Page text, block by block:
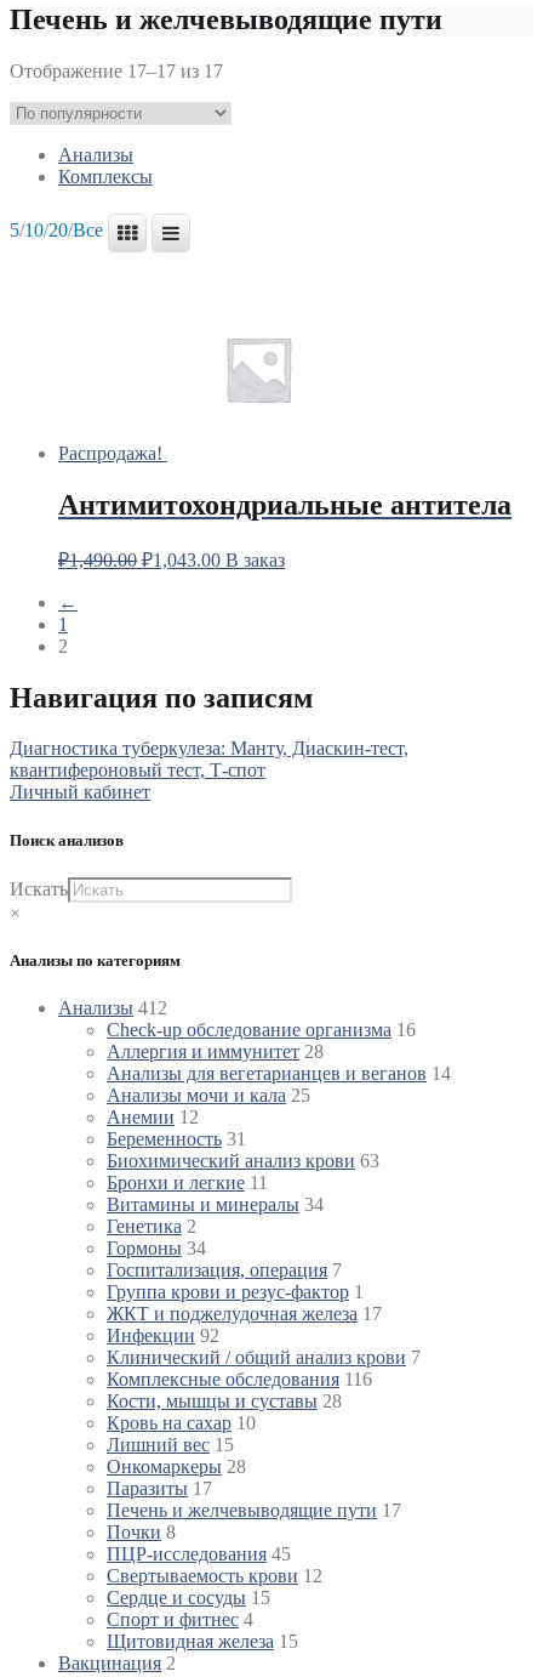
Печень и желчевыводящие пути
Отображение 17–17 из 17
Анализы
Комплексы
5/10/20/Все
Распродажа!
Антимитохондриальные антитела
₽1,490.00 ₽1,043.00 В заказ
←
1
2
Навигация по записям
Диагностика туберкулеза: Манту, Диаскин-тест,
квантифероновый тест, Т-спот
Личный кабинет
Поиск анализов
Искать
×
Анализы по категориям
Анализы 412
Check-up обследование организма 16
Аллергия и иммунитет 28
Анализы для вегетарианцев и веганов 14
Анализы мочи и кала 25
Анемии 12
Беременность 31
Биохимический анализ крови 63
Бронхи и легкие 11
Витамины и минералы 34
Генетика 2
Гормоны 34
Госпитализация, операция 7
Группа крови и резус-фактор 1
ЖКТ и поджелудочная железа 17
Инфекции 92
Клинический / общий анализ крови 7
Комплексные обследования 116
Кости, мышцы и суставы 28
Кровь на сахар 10
Лишний вес 15
Онкомаркеры 28
Паразиты 17
Печень и желчевыводящие пути 17
Почки 8
ПЦР-исследования 45
Свертываемость крови 12
Сердце и сосуды 15
Спорт и фитнес 4
Щитовидная железа 15
Вакцинация 2